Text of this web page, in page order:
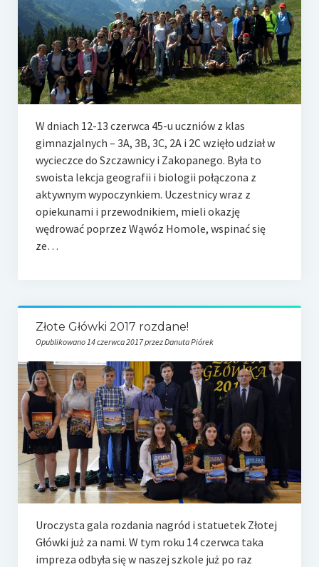
W dniach 12-13 czerwca 45-u uczniów z klas
gimnazjalnych – 3A, 3B, 3C, 2A i 2C wzięło udział w
wycieczce do Szczawnicy i Zakopanego. Była to
swoista lekcja geografii i biologii połączona z
aktywnym wypoczynkiem. Uczestnicy wraz z
opiekunami i przewodnikiem, mieli okazję
wędrować poprzez Wąwóz Homole, wspinać się
ze…
Złote Główki 2017 rozdane!
Opublikowano 14 czerwca 2017 przez Danuta Piórek
Uroczysta gala rozdania nagród i statuetek Złotej
Główki już za nami. W tym roku 14 czerwca taka
impreza odbyła się w naszej szkole już po raz